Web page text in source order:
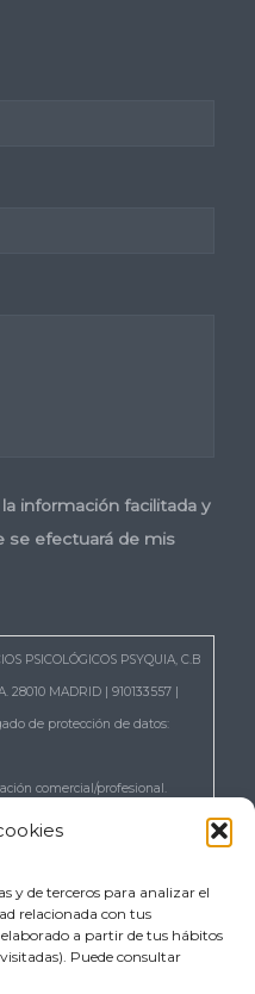
y de terceros para analizar el
relacionada con tus
a partir de tus hábitos
Puede consultar
información facilitada y
se efectuará de mis
PSICOLÓGICOS PSYQUIA, C.B
28010 MADRID | 910133557 |
de protección de datos:
comercial/profesional.
portabilidad,
de sus datos, cuando